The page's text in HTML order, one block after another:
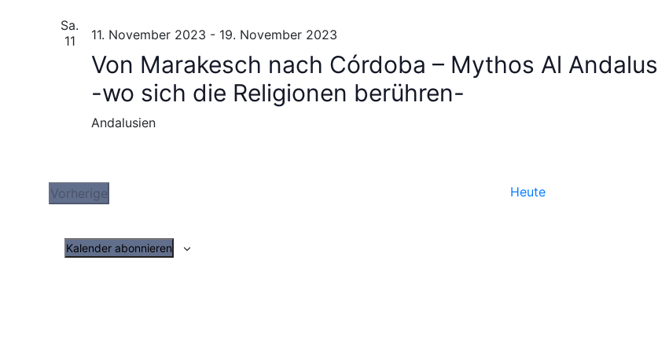
Sa.
11
11. November 2023 - 19. November 2023
Von Marakesch nach Córdoba – Mythos Al Andalus
-wo sich die Religionen berühren-
Andalusien
Vorherige
Heute
Kalender abonnieren